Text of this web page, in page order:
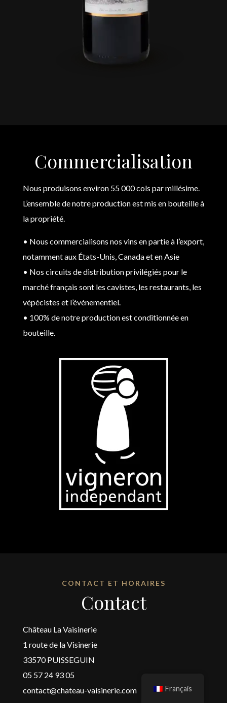
Commercialisation
Nous produisons environ 55 000 cols par millésime.
L’ensemble de notre production est mis en bouteille à
la propriété.
• Nous commercialisons nos vins en partie à l’export,
notamment aux États-Unis, Canada et en Asie
• Nos circuits de distribution privilégiés pour le
marché français sont les cavistes, les restaurants, les
vépécistes et l’événementiel.
• 100% de notre production est conditionnée en
bouteille.
CONTACT ET HORAIRES
Contact
Château La Vaisinerie
1 route de la Visinerie
33570 PUISSEGUIN
05 57 24 93 05
contact@chateau-vaisinerie.com
Français